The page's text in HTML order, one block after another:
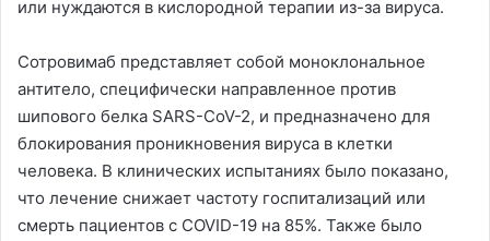
или нуждаются в кислородной терапии из-за вируса.
Сотровимаб представляет собой моноклональное
антитело, специфически направленное против
шипового белка SARS-CoV-2, и предназначено для
блокирования проникновения вируса в клетки
человека. В клинических испытаниях было показано,
что лечение снижает частоту госпитализаций или
смерть пациентов с COVID-19 на 85%. Также было